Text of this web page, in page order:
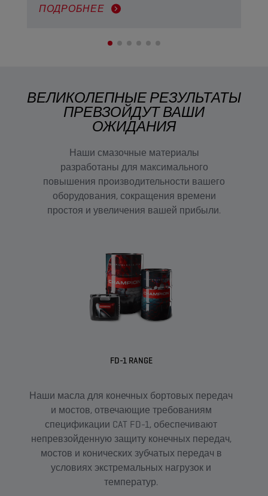
одобренных автопроизводителями
ПОДРОБНЕЕ
ВЕЛИКОЛЕПНЫЕ РЕЗУЛЬТАТЫ
ПРЕВЗОЙДУТ ВАШИ
ОЖИДАНИЯ
Наши смазочные материалы
разработаны для максимального
повышения производительности вашего
оборудования, сокращения времени
простоя и увеличения вашей прибыли.
FD-1 RANGE
Наши масла для конечных бортовых передач
и мостов, отвечающие требованиям
спецификации CAT FD-1, обеспечивают
непревзойденную защиту конечных передач,
мостов и конических зубчатых передач в
условиях экстремальных нагрузок и
температур.